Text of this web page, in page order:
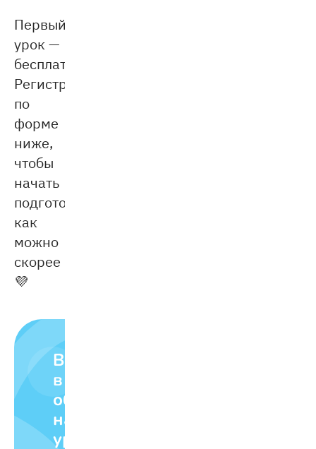
Первый
урок —
бесплатный.
Регистрируйтесь
по
форме
ниже,
чтобы
начать
подготовку
как
можно
скорее
💜
Влюбляем
в
обучение
на
уроках